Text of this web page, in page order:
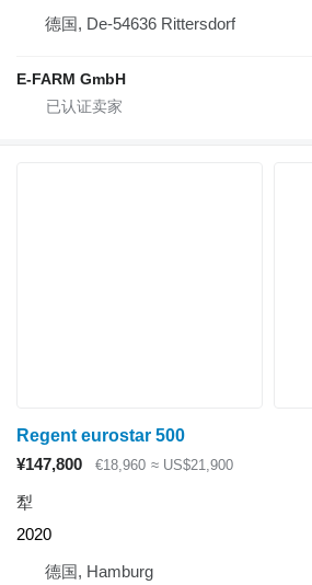
德国, De-54636 Rittersdorf
E-FARM GmbH
Regent eurostar 500
¥147,800
€18,960 ≈ US$21,900
犁
2020
德国, Hamburg